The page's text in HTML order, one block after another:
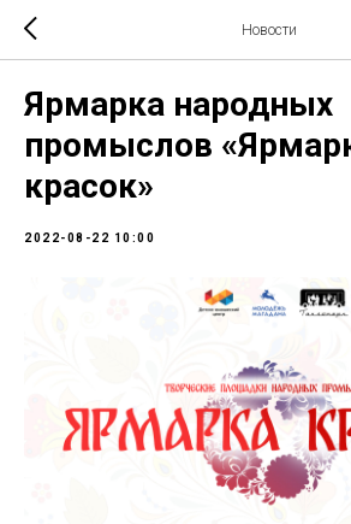
Новости
Ярмарка народных
промыслов
красок»
2022-08-22 10:00